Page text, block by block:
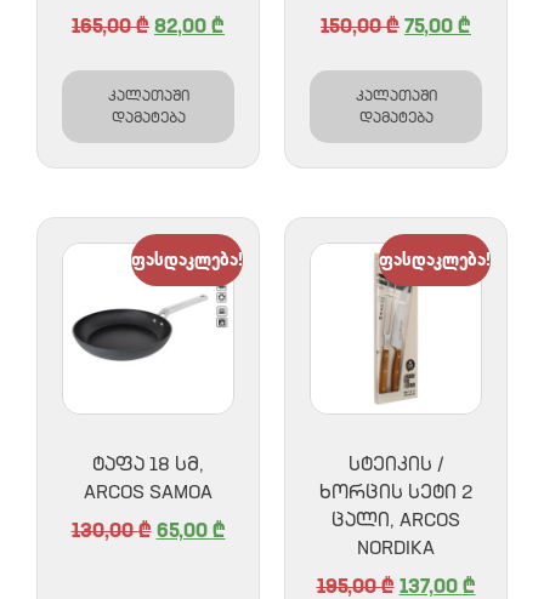
165,00₾ 82,00 ₾
კალათაში
დამატება
150,00₾ 75,00 ₾
კალათაში
დამატება
ფასდაკლება!
ᲢᲐᲤᲐ 18 ᲡᲛ,
ARCOS SAMOA
130,00₾ 65,00 ₾
ფასდაკლება!
ᲡᲢᲔᲘᲙᲘᲡ /
ᲮᲝᲠᲪᲘᲡ ᲡᲔᲢᲘ 2
ᲪᲐᲚᲘ, ARCOS
NORDIKA
195,00₾ 137,00 ₾